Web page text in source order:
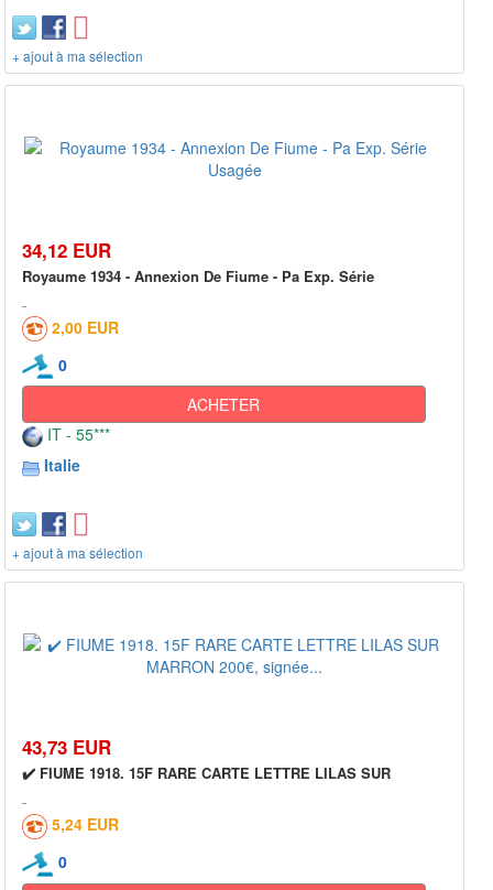
+ ajout à ma sélection
34,12 EUR
Royaume 1934 - Annexion De Fiume - Pa Exp. Série
2,00 EUR
0
ACHETER
IT - 55***
Italie
+ ajout à ma sélection
43,73 EUR
✔️ FIUME 1918. 15F RARE CARTE LETTRE LILAS SUR
5,24 EUR
0